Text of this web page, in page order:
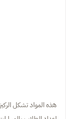
هذه المواد تشكل